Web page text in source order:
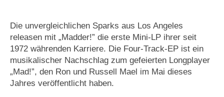
Die unvergleichlichen Sparks aus Los Angeles
releasen mit „Madder!” die erste Mini-LP ihrer seit
1972 währenden Karriere. Die Four-Track-EP ist ein
musikalischer Nachschlag zum gefeierten Longplayer
„Mad!”, den Ron und Russell Mael im Mai dieses
Jahres veröffentlicht haben.